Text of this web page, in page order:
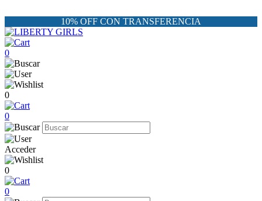
10% OFF CON TRANSFERENCIA
0
0
0
Acceder
0
0